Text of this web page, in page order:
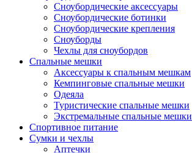
Сноубордические аксессуары
Сноубордические ботинки
Сноубордические крепления
Сноуборды
Чехлы для сноубордов
Спальные мешки
Аксессуары к спальным мешкам
Кемпинговые спальные мешки
Одеяла
Туристические спальные мешки
Экстремальные спальные мешки
Спортивное питание
Сумки и чехлы
Аптечки